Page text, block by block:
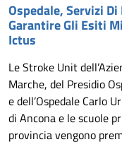
Ospedale, Servizi
Garantire Gli Esiti
Ictus
Le Stroke Unit
Marche, del Presidio
e dell’Ospedale Carlo
di Ancona e le scuole
provincia vengono